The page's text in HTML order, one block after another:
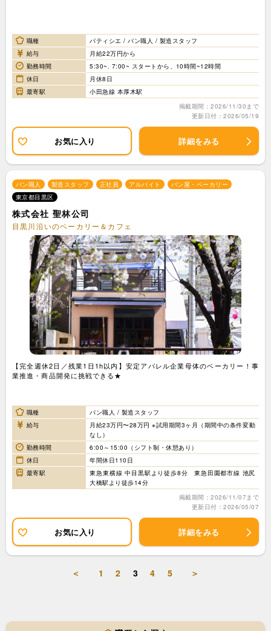
職種
パティシエ / パン職人 / 製造スタッフ
給与
月給22万円から
勤務時間
5:30~. 7:00~ スタートから、10時間~12時間
休日
月休8日
最寄駅
小田急線 本厚木駅
掲載期間：2026/11/30まで
更新日付：2026/05/19
お気に入り 詳細をみる
パン職人 製造スタッフ 正社員 アルバイト
パン屋・ベーカリー
東京都目黒区
株式会社 聖林公司
目黒川沿いのベーカリー＆カフェ
【完全週休2日／残業1日1h以内】安定アパレル企業母体のベーカリー！事
業推進・商品開発に挑戦できる★
職種
パン職人 / 製造スタッフ
給与
月給23万円〜28万円 ※試用期間3ヶ月（期間中の条件変動
なし）
勤務時間
6:00～15:00（シフト制・休憩あり）
休日
年間休日110日
最寄駅
東急東横線 中目黒駅より徒歩8分 東急田園都市線 池尻
大橋駅より徒歩14分
掲載期間：2026/11/07まで
更新日付：2026/05/07
お気に入り 詳細をみる
＜ 1 2 3 4 5 ＞